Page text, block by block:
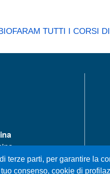
TUTTI I CORSI
terze parti, per garantire la
consenso, cookie di